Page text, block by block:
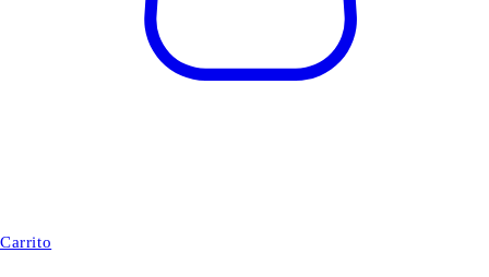
Carrito